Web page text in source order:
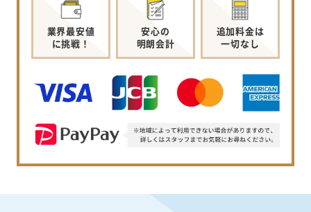
業界最安値
に挑戦！
安心の
明朗会計
追加料金は
一切なし